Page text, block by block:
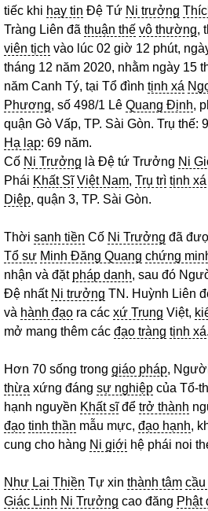
tiếc khi hay tin Đệ Tứ Ni trưởng
Tràng Liên đã thuận thế vô thường,
viên tịch vào lúc 02 giờ 12 phút,
tháng 12 năm 2020, nhằm ngày 15
năm Canh Tý, tại Tổ đình tịnh xá
Phương, số 498/1 Lê Quang Định,
quận Gò Vấp, TP. Sài Gòn. Trụ thế:
Hạ lạp: 69 năm.
Cố Ni Trưởng là Đệ tứ Trưởng Ni
Phái Khất Sĩ Việt Nam, Trụ trì tịnh xá
Diệp, quận 3, TP. Sài Gòn.
Thời sanh tiền Cố Ni Trưởng đã
Tổ sư Minh Đăng Quang chứng
nhận và đặt pháp danh, sau đó
Đệ nhất Ni trưởng TN. Huỳnh Liên
và hành đạo ra các xứ Trung Việt,
mở mang thêm các đạo tràng tịnh xá
Hơn 70 sống trong giáo pháp,
thừa xứng đáng sự nghiệp của Tổ-
hạnh nguyền Khất sĩđể trở thành
đạo tinh thần mẫu mực, đạo hạnh,
cung cho hàng Ni giới hệ phái noi
Như Lai Thiền Tự xin thành tâm cầu
Giác Linh Ni Trưởng cao đăng Phật